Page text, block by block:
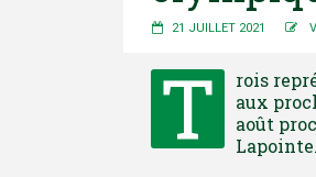
21 JUILLET 2021
T
rois
aux
août
Lapointe.